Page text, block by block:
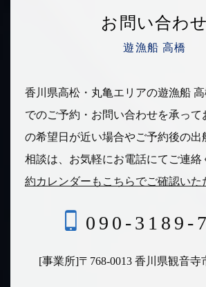
お問い合わせ
遊漁船 高橋
香川県高松・丸亀エリアの遊漁船
でのご予約・お問い合わせを承って
の希望日が近い場合やご予約後の出
相談は、 お気軽にお電話にてご連絡
約カレンダーもこちらでご確認いた
090-3189-
[事業所]〒768-0013 香川県観音寺